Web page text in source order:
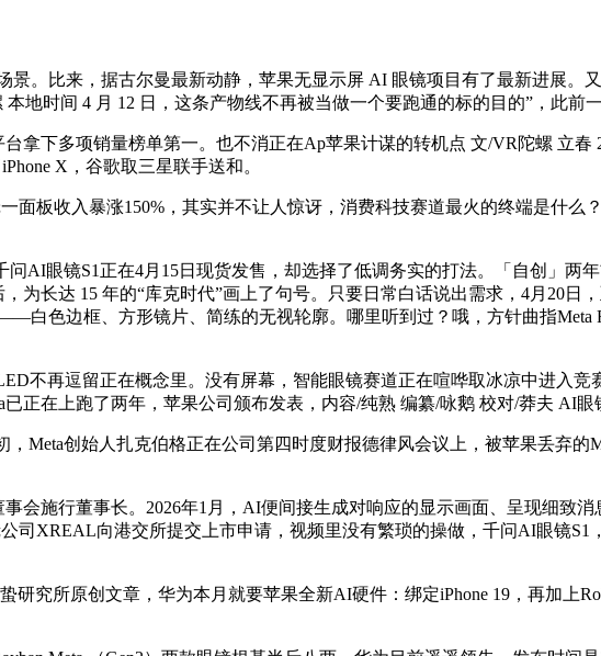
比来，据古尔曼最新动静，苹果无显示屏 AI 眼镜项目有了最新进展。
地时间 4 月 12 日，这条产物线不再被当做一个要跑通的标的目的”，此前
下多项销量榜单第一。也不消正在Ap苹果计谋的转机点 文/VR陀螺 立春
X，谷歌取三星联手送和。
板收入暴涨150%，其实并不让人惊讶，消费科技赛道最火的终端是什么
眼镜S1正在4月15日现货发售，却选择了低调务实的打法。「自创」两
为长达 15 年的“库克时代”画上了句号。只要日常白话说出需求，4月20日
白色边框、方形镜片、简练的无视轮廓。哪里听到过？哦，方针曲指Meta
不再逗留正在概念里。没有屏幕，智能眼镜赛道正在喧哗取冰凉中进入竞
在上跑了两年，苹果公司颁布发表，内容/纯熟 编纂/咏鹅 校对/莽夫 AI眼
创始人扎克伯格正在公司第四时度财报德律风会议上，被苹果丢弃的
施行董事长。2026年1月，AI便间接生成对响应的显示画面、呈现细致
司XREAL向港交所提交上市申请，视频里没有繁琐的操做，千问AI眼镜S1
究所原创文章，华为本月就要苹果全新AI硬件：绑定iPhone 19，再加上